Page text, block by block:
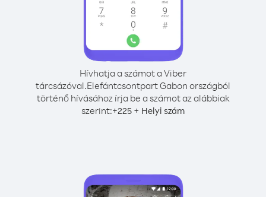
Hívhatja a számot a Viber
tárcsázóval.Elefántcsontpart Gabon országból
történő hívásához írja be a számot az alábbiak
szerint:+225 + Helyi szám